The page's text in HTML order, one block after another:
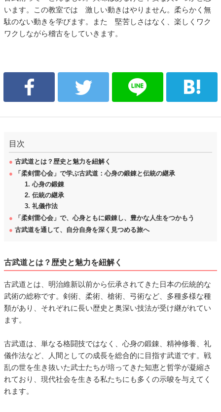
います。この教室では 激しい動きはやりません。柔らかく無
駄のない動きを学びます。また 堅苦しさはなく、楽しくワク
ワクしながら稽古をしていきます。
目次
● 古武道とは？歴史と魅力を紐解く
● 「柔剣雷心会」で学ぶ古武道：心身の鍛錬と伝統の継承
1. 心身の鍛錬
2. 伝統の継承
3. 礼儀作法
● 「柔剣雷心会」で、心身ともに鍛錬し、豊かな人生をつかもう
● 古武道を通して、自分自身を深く見つめる旅へ
古武道とは？歴史と魅力を紐解く
古武道とは、明治維新以前から伝承されてきた日本の伝統的な
武術の総称です。剣術、柔術、槍術、弓術など、多種多様な種
類があり、それぞれに長い歴史と奥深い技法が受け継がれてい
ます。
古武道は、単なる格闘技ではなく、心身の鍛錬、精神修養、礼
儀作法など、人間としての成長を総合的に目指す武道です。戦
乱の世を生き抜いた武士たちが培ってきた知恵と哲学が凝縮さ
れており、現代社会を生きる私たちにも多くの示唆を与えてく
れます。